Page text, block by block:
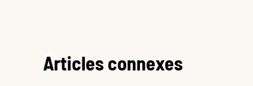
Articles connexes